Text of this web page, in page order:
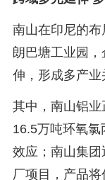
南山在印尼的
朗巴塘工业园
伸，形成多产业
其中，南山铝
16.5万吨环氧氯
效应；南山集团
厂项目，产品